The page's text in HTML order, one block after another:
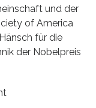
und der
of America
für die
der Nobelpreis